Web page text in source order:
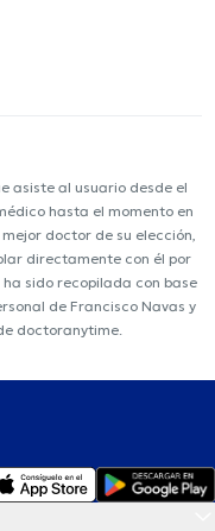
asiste al usuario desde el
hasta el momento en
doctor de su elección,
directamente con él por
sido recopilada con base
de Francisco Navas y
doctoranytime.